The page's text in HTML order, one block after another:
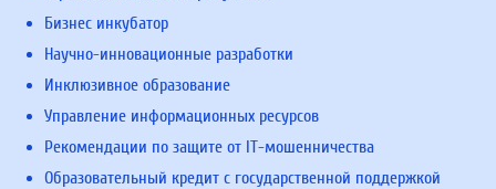
Бизнес инкубатор
Научно-инновационные разработки
Инклюзивное образование
Управление информационных ресурсов
Рекомендации по защите от IT-мошенничества
Образовательный кредит с государственной поддержкой